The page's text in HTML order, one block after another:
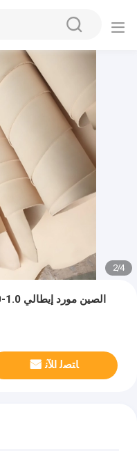
2/4
ﺎﺘﺼﻟ ﺍﻶﻧ